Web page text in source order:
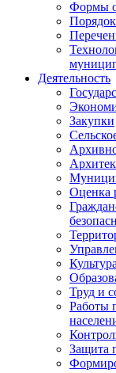
Формы
Деятельность
Закупки
Оценка
Труд и
Работы
Защита